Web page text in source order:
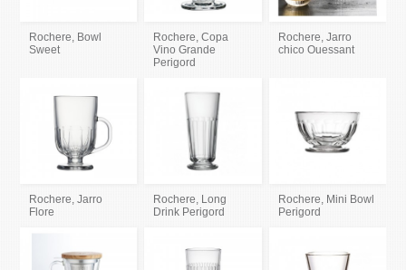
Rochere, Bowl
Sweet
Rochere, Copa
Vino Grande
Perigord
Rochere, Jarro
chico Ouessant
Rochere, Jarro
Flore
Rochere, Long
Drink Perigord
Rochere, Mini Bowl
Perigord